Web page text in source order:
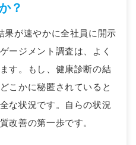
？
果が速やかに全社員に開示
ージメント調査は、よく
す。もし、健康診断の結
こかに秘匿されていると
な状況です。自らの状況
改善の第一歩です。